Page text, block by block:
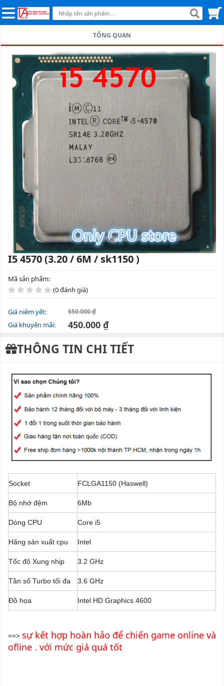
TỔNG QUAN
I5 4570 (3.20 / 6M / sk1150 )
Mã sản phẩm:
(0 đánh giá)
Giá niêm yết: 550.000 ₫
Giá khuyến mãi: 450.000 ₫
THÔNG TIN CHI TIẾT
Socket FCLGA1150 (Haswell)
Bộ nhớ đệm 6Mb
Dòng CPU Core i5
Hãng sản xuất cpu Intel
Tốc độ Xung nhịp 3.2 GHz
Tần số Turbo tối đa 3.6 GHz
Đồ họa Intel HD Graphics 4600
==> sự kết hợp hoàn hảo để chiến game online và
ofline . với mức giá quá tốt